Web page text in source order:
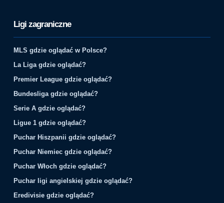
Ligi zagraniczne
MLS gdzie oglądać w Polsce?
La Liga gdzie oglądać?
Premier League gdzie oglądać?
Bundesliga gdzie oglądać?
Serie A gdzie oglądać?
Ligue 1 gdzie oglądać?
Puchar Hiszpanii gdzie oglądać?
Puchar Niemiec gdzie oglądać?
Puchar Włoch gdzie oglądać?
Puchar ligi angielskiej gdzie oglądać?
Eredivisie gdzie oglądać?